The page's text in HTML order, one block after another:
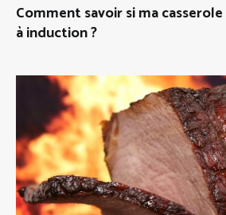
Comment savoir si ma
à induction ?